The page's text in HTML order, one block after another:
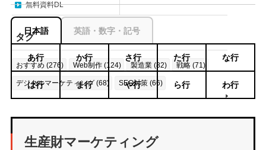
無料資料DL
タグ
おすすめ (276) Web制作 (124) 製造業 (82) 戦略 (71)
デジタルマーケティング (68)
SEO対策 (66)
もっと見る
日本語 英語・数字・記号
あ行 か行 さ行 た行 な行
は行 ま行 や行 ら行 わ行
生産財マーケティング